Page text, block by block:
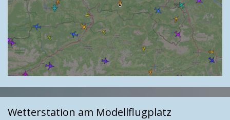
Wetterstation am Modellflugplatz